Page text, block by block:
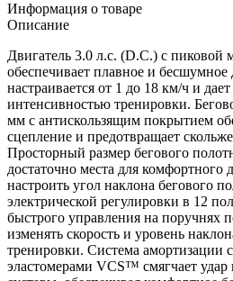
Информация о товаре
Описание
Двигатель 3.0 л.с. (D.C.) с пиковой
обеспечивает плавное и
настраивается от 1 до 18 км/ч и
интенсивностью тренировки.
мм с антискользящим покрытием
сцепление и предотвращает
Просторный размер бегового
достаточно места для
настроить угол наклона бегового
электрической регулировки в 12
быстрого управления на поручнях
изменять скорость и уровень
тренировки. Система амортизации
эластомерами VCS™ смягчает удар